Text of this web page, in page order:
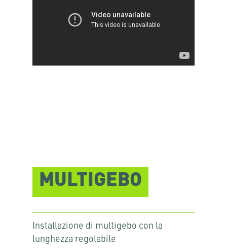
MULTIGEBO
Installazione di multigebo con la
lunghezza regolabile